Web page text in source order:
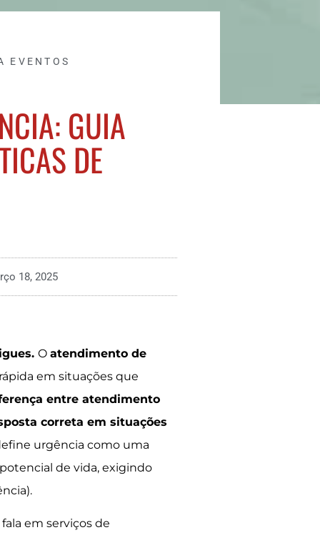
EVENTOS
GUIA
DE
18, 2025
Oatendimento de
em situações que
entre atendimento
correta em situações
urgência como uma
de vida, exigindo
em serviços de